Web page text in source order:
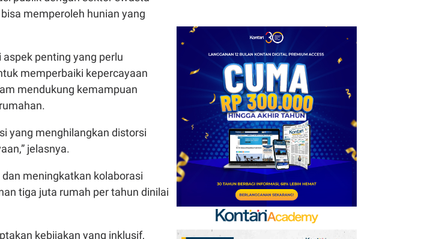
memperoleh hunian yang
penting yang perlu
memperbaiki kepercayaan
mendukung kemampuan
yang menghilangkan distorsi
jelasnya.
meningkatkan kolaborasi
tiga juta rumah per tahun dinilai
kebijakan yang inklusif,
10
BGN Pecat 66 Kepala
Dapur MBG Secara Tak
Hormat, Siapkan SOP
Baru & Buka Kanal Aduan
Treasuri 9,63 Miliar, Cek
Profil Emiten DSSA
hingga Kinerjanya
Arsenal Perpanjang
Kerja Sama dengan
Emirates hingga 2033, Ini
Detail Kemitraannya
7
Klasemen Grup A Piala
AFF 2026: Ini Skenario
Indonesia Lolos ke
Semifinal
8
Promo Alfamart Murah